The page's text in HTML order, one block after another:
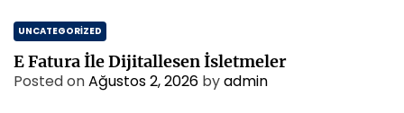
UNCATEGORIZED
E Fatura İle Dijitallesen İsletmeler
Posted onAğustos 2, 2026 byadmin